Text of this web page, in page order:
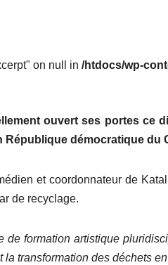
on null in /htdocs/wp-
ouvert ses portes ce
République démocratique du
et coordonnateur de
de recyclage.
de formation artistique
transformation des déchets en